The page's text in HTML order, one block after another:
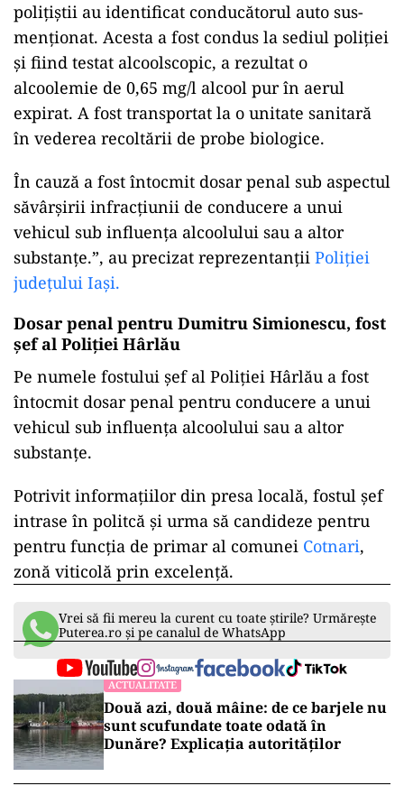
polițiștii au identificat conducătorul auto sus-
menționat. Acesta a fost condus la sediul poliției
și fiind testat alcoolscopic, a rezultat o
alcoolemie de 0,65 mg/l alcool pur în aerul
expirat. A fost transportat la o unitate sanitară
în vederea recoltării de probe biologice.
În cauză a fost întocmit dosar penal sub aspectul
săvârșirii infracțiunii de conducere a unui
vehicul sub influența alcoolului sau a altor
substanțe.”, au precizat reprezentanţii Poliţiei
judeţului Iaşi.
Dosar penal pentru Dumitru Simionescu, fost
şef al Poliţiei Hârlău
Pe numele fostului şef al Poliţiei Hârlău a fost
întocmit dosar penal pentru conducere a unui
vehicul sub influenţa alcoolului sau a altor
substanţe.
Potrivit informațiilor din presa locală, fostul șef
intrase în politcă și urma să candideze pentru
pentru funcția de primar al comunei Cotnari,
zonă viticolă prin excelență.
Vrei să fii mereu la curent cu toate știrile? Urmărește
Puterea.ro și pe canalul de WhatsApp
ACTUALITATE
Două azi, două mâine: de ce barjele nu
sunt scufundate toate odată în
Dunăre? Explicația autorităților